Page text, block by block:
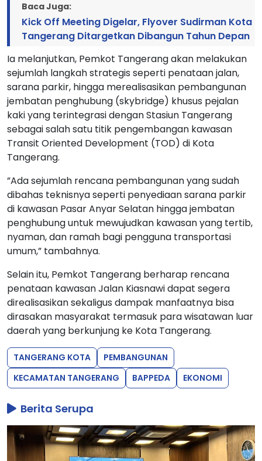
Baca Juga:
Kick Off Meeting Digelar, Flyover Sudirman Kota
Tangerang Ditargetkan Dibangun Tahun Depan
Ia melanjutkan, Pemkot Tangerang akan melakukan
sejumlah langkah strategis seperti penataan jalan,
sarana parkir, hingga merealisasikan pembangunan
jembatan penghubung (skybridge) khusus pejalan
kaki yang terintegrasi dengan Stasiun Tangerang
sebagai salah satu titik pengembangan kawasan
Transit Oriented Development (TOD) di Kota
Tangerang.
”Ada sejumlah rencana pembangunan yang sudah
dibahas teknisnya seperti penyediaan sarana parkir
di kawasan Pasar Anyar Selatan hingga jembatan
penghubung untuk mewujudkan kawasan yang tertib,
nyaman, dan ramah bagi pengguna transportasi
umum,” tambahnya.
Selain itu, Pemkot Tangerang berharap rencana
penataan kawasan Jalan Kiasnawi dapat segera
direalisasikan sekaligus dampak manfaatnya bisa
dirasakan masyarakat termasuk para wisatawan luar
daerah yang berkunjung ke Kota Tangerang.
TANGERANG KOTA
PEMBANGUNAN
KECAMATAN TANGERANG
BAPPEDA EKONOMI
Berita Serupa